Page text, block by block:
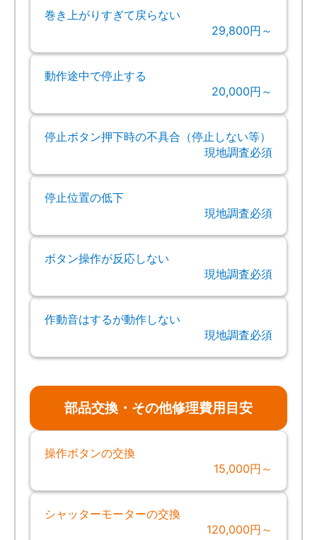
巻き上がりすぎて戻らない
29,800円～
動作途中で停止する
20,000円～
停止ボタン押下時の不具合（停止しない等）
現地調査必須
停止位置の低下
現地調査必須
ボタン操作が反応しない
現地調査必須
作動音はするが動作しない
現地調査必須
部品交換・その他修理費用目安
操作ボタンの交換
15,000円～
シャッターモーターの交換
120,000円～